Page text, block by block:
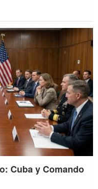
Cuba y Comando